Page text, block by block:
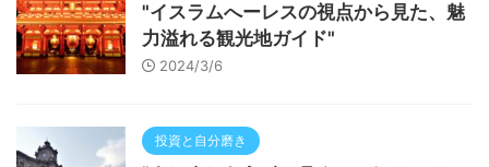
"イスラムへーレスの視点から見た、魅
力溢れる観光地ガイド"
2024/3/6
投資と自分磨き